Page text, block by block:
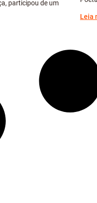
participou de um
Leia